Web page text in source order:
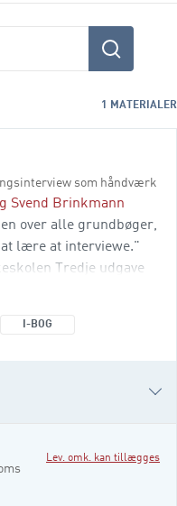
1 MATERIALER
som håndværk
Svend Brinkmann
over alle grundbøger,
lære at interviewe."
Tredje udgave
I-BOG
Lev. omk. kan tillægges